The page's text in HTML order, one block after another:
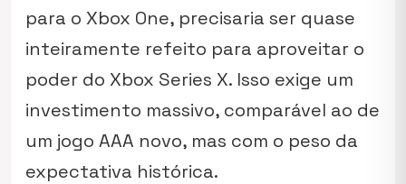
para o Xbox One, precisaria ser quase
inteiramente refeito para aproveitar o
poder do Xbox Series X. Isso exige um
investimento massivo, comparável ao de
um jogo AAA novo, mas com o peso da
expectativa histórica.